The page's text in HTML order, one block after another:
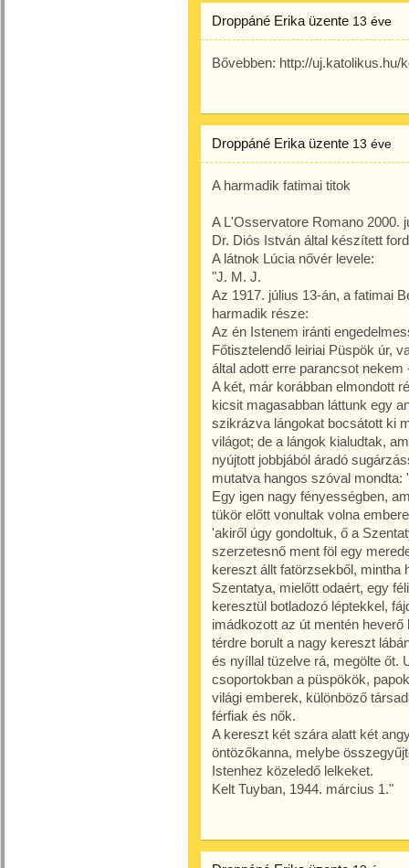
Droppáné Erika üzente 13 éve
Bővebben: http://uj.katolikus.hu/
Droppáné Erika üzente 13 éve
A harmadik fatimai titok
A L'Osservatore Romano 2000.
Dr. Diós István által készített
A látnok Lúcia nővér levele:
"J. M. J.
Az 1917. július 13-án, a fatimai
harmadik része:
Az én Istenem iránti
Főtisztelendő leiriai Püspök úr,
által adott erre parancsot
A két, már korábban elmondott
kicsit magasabban láttunk egy
szikrázva lángokat bocsátott ki
világot; de a lángok kialudtak,
nyújtott jobbjából áradó
mutatva hangos szóval mondta:
Egy igen nagy fényességben,
tükör előtt vonultak volna
'akiről úgy gondoltuk, ő a
szerzetesnő ment föl egy
kereszt állt fatörzsekből, mintha
Szentatya, mielőtt odaért, egy
keresztül botladozó léptekkel,
imádkozott az út mentén
térdre borult a nagy kereszt
és nyíllal tüzelve rá, megölte őt.
csoportokban a püspökök,
világi emberek, különböző
férfiak és nők.
A kereszt két szára alatt két
öntözőkanna, melybe
Istenhez közeledő lelkeket.
Kelt Tuyban, 1944. március 1."